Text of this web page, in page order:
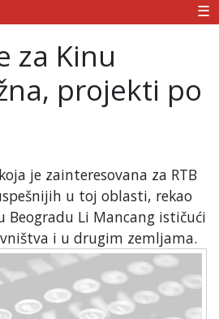
☰
za Kinu
projekti po
je zainteresovana za RTB
u toj oblasti, rekao
Beogradu Li Mancang ističući
i u drugim zemljama.